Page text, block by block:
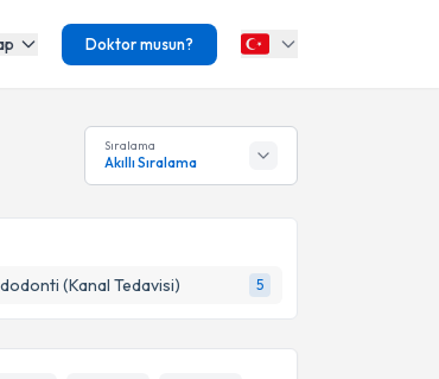
Doktor musun?
Sıralama
Akıllı Sıralama
(Kanal Tedavisi) 5